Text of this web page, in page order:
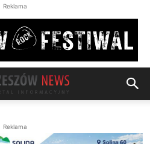
Reklama
Reklama